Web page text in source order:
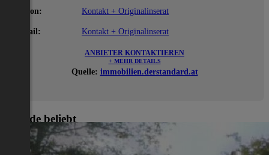
Telefon: Kontakt + Originalinserat
E-Mail: Kontakt + Originalinserat
ANBIETER KONTAKTIEREN
+ MEHR DETAILS
Quelle: immobilien.derstandard.at
Gerade beliebt